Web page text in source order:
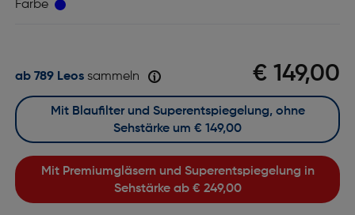
Farbe
€ 149,00
ab 789 Leossammeln
Mit Premiumgläsern und Superentspiegelung in
Sehstärke ab € 249,00
Mit Blaufilter und Superentspiegelung, ohne
Sehstärke um € 149,00